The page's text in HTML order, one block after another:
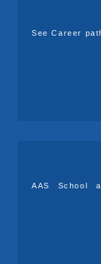
See Career
AAS School